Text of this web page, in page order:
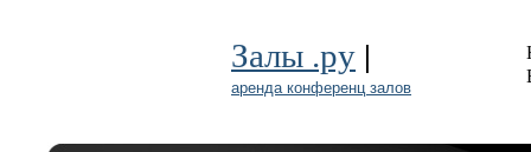
Залы .ру |
аренда конференц залов